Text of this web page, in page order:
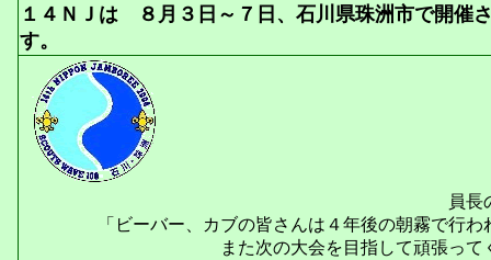
１４ＮＪは ８月３日～７日、石川県珠洲市で開催
す。
員長
「ビーバー、カブの皆さんは４年後の朝霧で行わ
また次の大会を目指して頑張って